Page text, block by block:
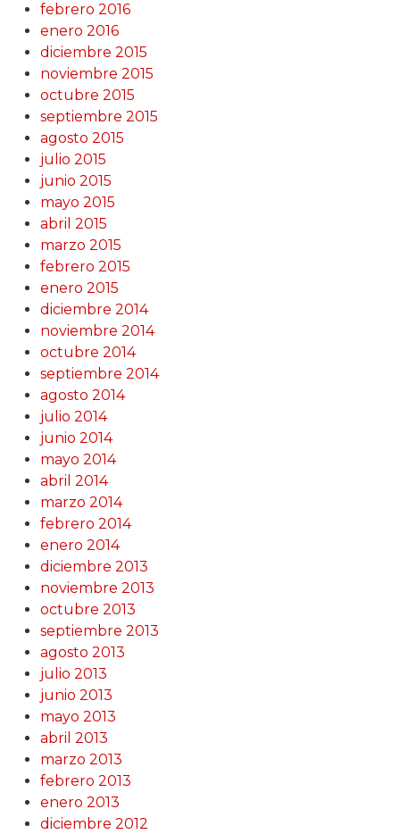
febrero 2016
enero 2016
diciembre 2015
noviembre 2015
octubre 2015
septiembre 2015
agosto 2015
julio 2015
junio 2015
mayo 2015
abril 2015
marzo 2015
febrero 2015
enero 2015
diciembre 2014
noviembre 2014
octubre 2014
septiembre 2014
agosto 2014
julio 2014
junio 2014
mayo 2014
abril 2014
marzo 2014
febrero 2014
enero 2014
diciembre 2013
noviembre 2013
octubre 2013
septiembre 2013
agosto 2013
julio 2013
junio 2013
mayo 2013
abril 2013
marzo 2013
febrero 2013
enero 2013
diciembre 2012